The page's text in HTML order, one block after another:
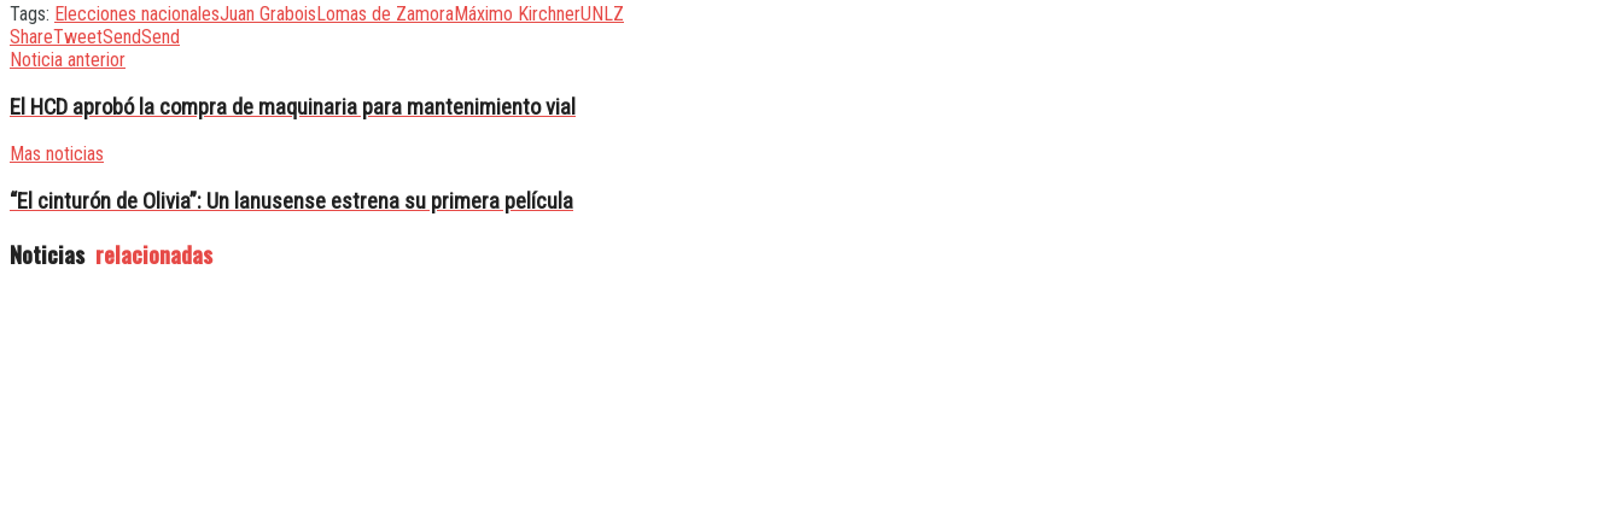
Tags: Elecciones nacionalesJuan GraboisLomas de ZamoraMáximo KirchnerUNLZ
ShareTweetSendSend
Noticia anterior
El HCD aprobó la compra de maquinaria para mantenimiento vial
Mas noticias
“El cinturón de Olivia”: Un lanusense estrena su primera película
Noticias relacionadas